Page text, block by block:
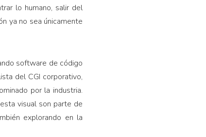
lo humano, salir del
ya no sea únicamente
software de código
del CGI corporativo,
por la industria.
visual son parte de
explorando en la